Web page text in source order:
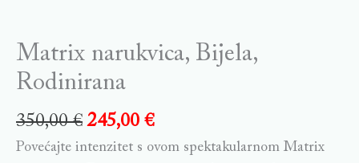
Matrix narukvica, Bijela,
Rodinirana
350,00€ 245,00 €
Povećajte intenzitet s ovom spektakularnom Matrix